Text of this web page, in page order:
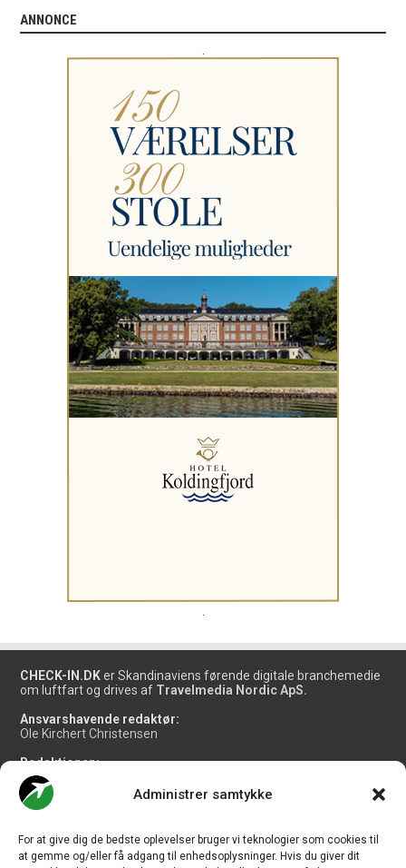
Administrer samtykke
For at give dig de bedste oplevelser bruger vi teknologier som cookies til
at gemme og/eller få adgang til enhedsoplysninger. Hvis du giver dit
ANNONCE
CHECK-IN.DK er Skandinaviens førende digitale branchemedie
om luftfart og drives af Travelmedia Nordic ApS.
Ansvarshavende redaktør:
Ole Kirchert Christensen
Redaktionen:
Christian Granhøj Skouboe
Henrik Baumgarten
Danny Longhi Andreasen
Salg og jobannoncer:
salg@travelmedianordic.com